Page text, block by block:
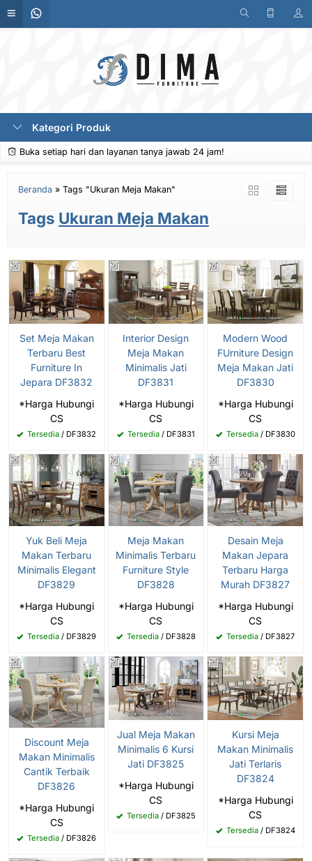
Kategori Produk
Buka setiap hari dan layanan tanya jawab 24 jam!
Beranda » Tags "Ukuran Meja Makan"
Tags Ukuran Meja Makan
Set Meja Makan
Terbaru Best
Furniture In
Jepara DF3832
*Harga Hubungi
CS
Tersedia / DF3832
Interior Design
Meja Makan
Minimalis Jati
DF3831
*Harga Hubungi
CS
Tersedia/ DF3831
Modern Wood
FUrniture Design
Meja Makan Jati
DF3830
*Harga Hubungi
CS
Tersedia/ DF3830
Yuk Beli Meja
Makan Terbaru
Minimalis Elegant
DF3829
*Harga Hubungi
CS
Tersedia / DF3829
Meja Makan
Minimalis Terbaru
Furniture Style
DF3828
*Harga Hubungi
CS
Tersedia/ DF3828
Desain Meja
Makan Jepara
Terbaru Harga
Murah DF3827
*Harga Hubungi
CS
Tersedia / DF3827
Discount Meja
Makan Minimalis
Cantik Terbaik
DF3826
*Harga Hubungi
CS
Tersedia / DF3826
Jual Meja Makan
Minimalis 6 Kursi
Jati DF3825
*Harga Hubungi
CS
Tersedia/ DF3825
Kursi Meja
Makan Minimalis
Jati Terlaris
DF3824
*Harga Hubungi
CS
Tersedia/ DF3824